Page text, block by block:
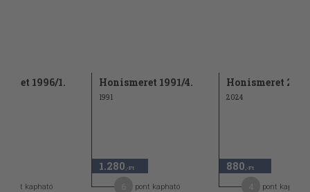
1996/1.
pont kapható
Honismeret 1991/4.
1991
1.280 ,-Ft
pont kapható
Honismeret
2024
880 ,-Ft
pont kapható